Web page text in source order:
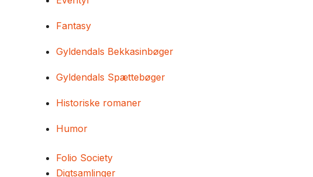
Fantasy
Gyldendals Bekkasinbøger
Gyldendals Spættebøger
Historiske romaner
Humor
Folio Society
Digtsamlinger